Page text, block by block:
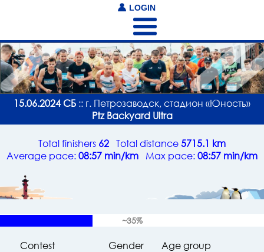
LOGIN
15.06.2024 СБ :: г. Петрозаводск, стадион «Юность»
Ptz Backyard Ultra
Total finishers 62 Total distance5715.1 km
Average pace:08:57 min/km Max pace:08:57 min/km
~35%
Contest Gender Age group